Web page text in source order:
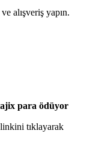
alışveriş yapın.
para ödüyor
tıklayarak